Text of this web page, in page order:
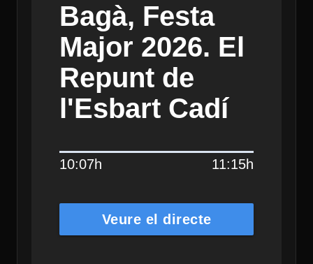
Bagà, Festa
Major 2026. El
Repunt de
l'Esbart Cadí
10:07h 11:15h
Veure el directe